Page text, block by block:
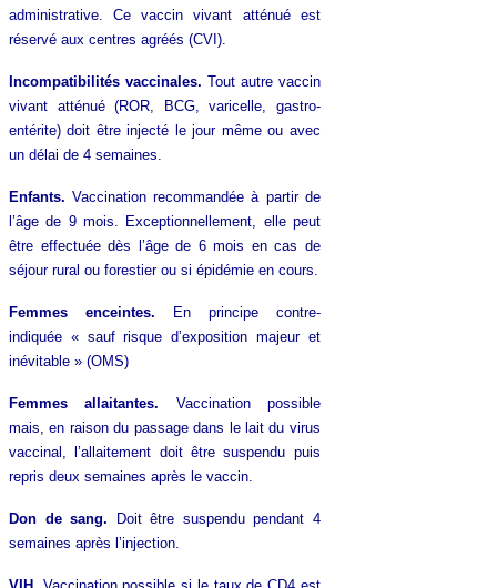
administrative. Ce vaccin vivant atténué est
réservé aux centres agréés (CVI).
Incompatibilités vaccinales. Tout autre vaccin
vivant atténué (ROR, BCG, varicelle, gastro-
entérite) doit être injecté le jour même ou avec
un délai de 4 semaines.
Enfants.Vaccination recommandée à partir de
l’âge de 9 mois. Exceptionnellement, elle peut
être effectuée dès l’âge de 6 mois en cas de
séjour rural ou forestier ou si épidémie en cours.
Femmes enceintes.
En principe contre-
indiquée « sauf risque d’exposition majeur et
inévitable » (OMS)
Femmes allaitantes. Vaccination possible
mais, en raison du passage dans le lait du virus
vaccinal, l’allaitement doit être suspendu puis
repris deux semaines après le vaccin.
Don de sang.
Doit être suspendu pendant 4
semaines après l’injection.